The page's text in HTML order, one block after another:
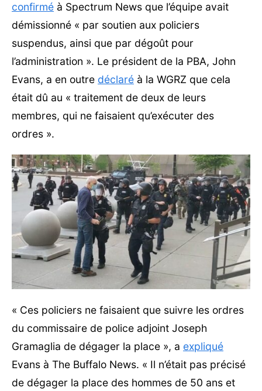
confirmé à Spectrum News que l’équipe avait
démissionné « par soutien aux policiers
suspendus, ainsi que par dégoût pour
l’administration ». Le président de la PBA, John
Evans, a en outre déclaré à la WGRZ que cela
était dû au « traitement de deux de leurs
membres, qui ne faisaient qu’exécuter des
ordres ».
« Ces policiers ne faisaient que suivre les ordres
du commissaire de police adjoint Joseph
Gramaglia de dégager la place », a expliqué
Evans à The Buffalo News. « Il n’était pas précisé
de dégager la place des hommes de 50 ans et